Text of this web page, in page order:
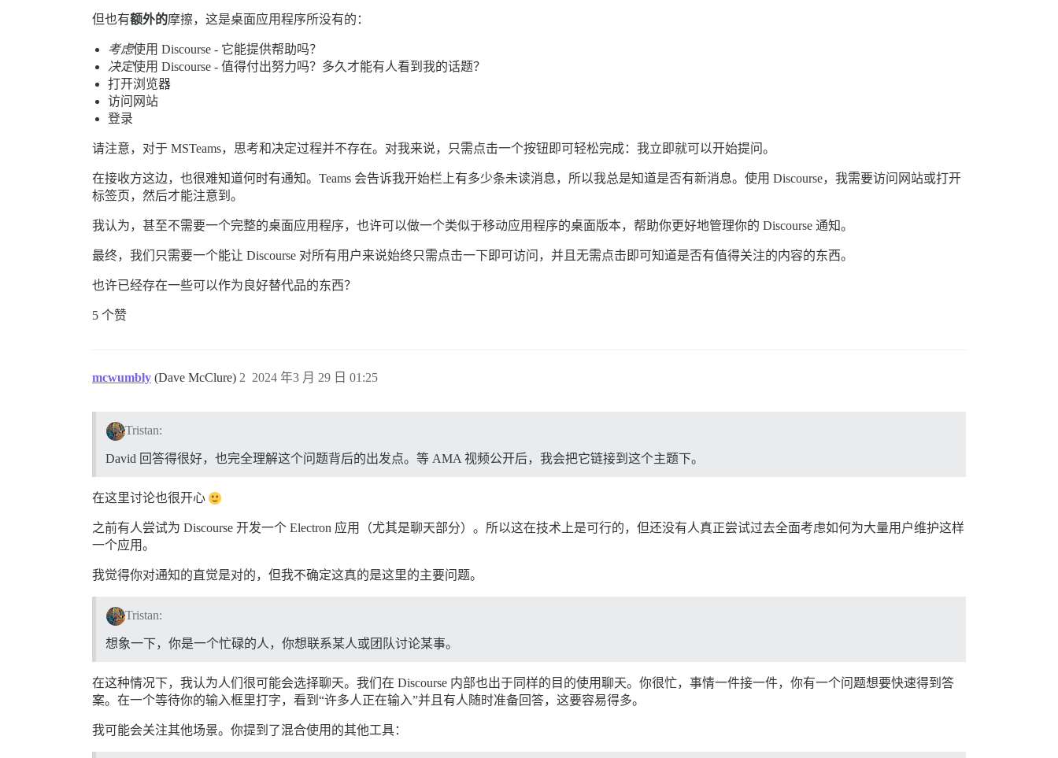
但也有额外的摩擦，这是桌面应用程序所没有的：
考虑使用 Discourse - 它能提供帮助吗？
决定使用 Discourse - 值得付出努力吗？多久才能有人看到我的话题？
打开浏览器
访问网站
登录
请注意，对于 MSTeams，思考和决定过程并不存在。对我来说，只需点击一个按钮即可轻松完成：我立即就可以开始提问。
在接收方这边，也很难知道何时有通知。Teams 会告诉我开始栏上有多少条未读消息，所以我总是知道是否有新消息。使用 Discourse，我需要访问网站或打开
标签页，然后才能注意到。
我认为，甚至不需要一个完整的桌面应用程序，也许可以做一个类似于移动应用程序的桌面版本，帮助你更好地管理你的 Discourse 通知。
最终，我们只需要一个能让 Discourse 对所有用户来说始终只需点击一下即可访问，并且无需点击即可知道是否有值得关注的内容的东西。
也许已经存在一些可以作为良好替代品的东西？
5 个赞
mcwumbly (Dave McClure) 2024 年3 月 29 日 01:25
2
Tristan:
David 回答得很好，也完全理解这个问题背后的出发点。等 AMA 视频公开后，我会把它链接到这个主题下。
在这里讨论也很开心
之前有人尝试为 Discourse 开发一个 Electron 应用（尤其是聊天部分）。所以这在技术上是可行的，但还没有人真正尝试过去全面考虑如何为大量用户维护这样
一个应用。
我觉得你对通知的直觉是对的，但我不确定这真的是这里的主要问题。
Tristan:
想象一下，你是一个忙碌的人，你想联系某人或团队讨论某事。
在这种情况下，我认为人们很可能会选择聊天。我们在 Discourse 内部也出于同样的目的使用聊天。你很忙，事情一件接一件，你有一个问题想要快速得到答
案。在一个等待你的输入框里打字，看到“许多人正在输入”并且有人随时准备回答，这要容易得多。
我可能会关注其他场景。你提到了混合使用的其他工具：